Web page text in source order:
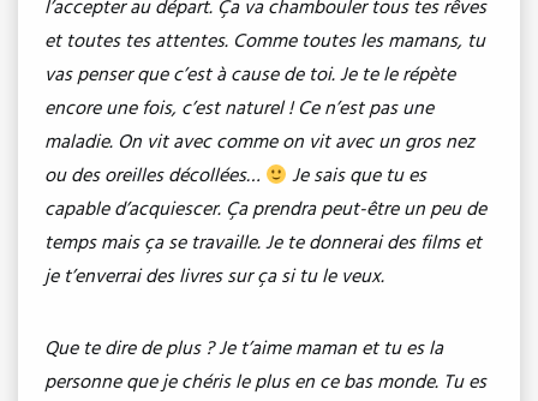
l’accepter au départ. Ça va chambouler tous tes rêves
et toutes tes attentes. Comme toutes les mamans, tu
vas penser que c’est à cause de toi. Je te le répète
encore une fois, c’est naturel ! Ce n’est pas une
maladie. On vit avec comme on vit avec un gros nez
ou des oreilles décollées…
Je sais que tu es
capable d’acquiescer. Ça prendra peut-être un peu de
temps mais ça se travaille. Je te donnerai des films et
je t’enverrai des livres sur ça si tu le veux.
Que te dire de plus ? Je t’aime maman et tu es la
personne que je chéris le plus en ce bas monde. Tu es